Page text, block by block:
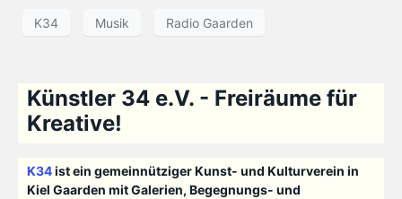
K34 Musik Radio Gaarden
Künstler 34 e.V. - Freiräume für
Kreative!
K34ist ein gemeinnütziger Kunst- und Kulturverein in
Kiel Gaarden mit Galerien, Begegnungs- und